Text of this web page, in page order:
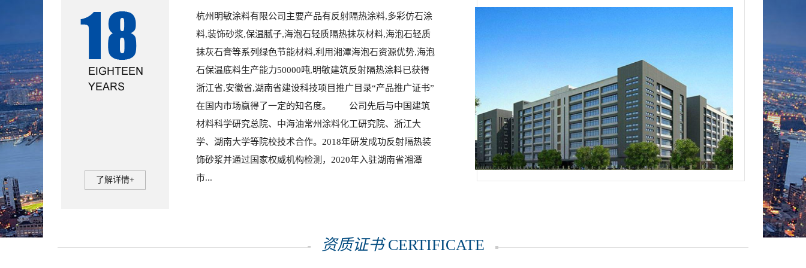
了解详情+
杭州明敏涂料有限公司主要产品有反射隔热涂料,多彩仿石涂
料,装饰砂浆,保温腻子,海泡石轻质隔热抹灰材料,海泡石轻质
抹灰石膏等系列绿色节能材料,利用湘潭海泡石资源优势,海泡
石保温底料生产能力50000吨,明敏建筑反射隔热涂料已获得
浙江省,安徽省,湖南省建设科技项目推广目录“产品推广证书”
在国内市场赢得了一定的知名度。 公司先后与中国建筑
材料科学研究总院、中海油常州涂料化工研究院、浙江大
学、湖南大学等院校技术合作。2018年研发成功反射隔热装
饰砂浆并通过国家权威机构检测，2020年入驻湖南省湘潭
市...
资质证书CERTIFICATE